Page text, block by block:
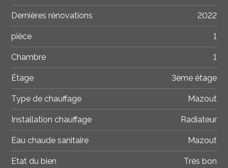
Dernières rénovations 2022
pièce 1
Chambre 1
Étage 3ème étage
Type de chauffage Mazout
Installation chauffage Radiateur
Eau chaude sanitaire Mazout
Etat du bien Très bon